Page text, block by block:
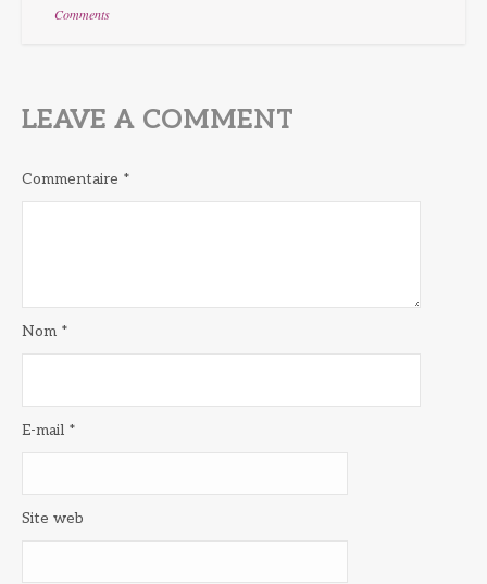
Comments
LEAVE A COMMENT
Commentaire *
Nom *
E-mail *
Site web